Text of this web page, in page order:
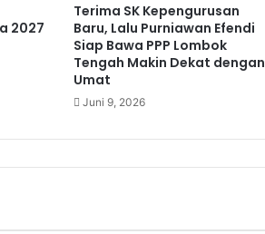
2027
Terima SK Kepengurusan
Baru, Lalu Purniawan Efendi
Siap Bawa PPP Lombok
Tengah Makin Dekat dengan
Umat
Juni 9, 2026